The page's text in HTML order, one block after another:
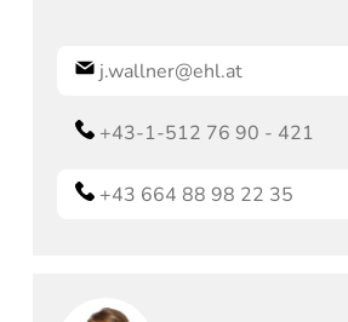
j.wallner@ehl.at
+43-1-512 76 90 - 421
+43 664 88 98 22 35